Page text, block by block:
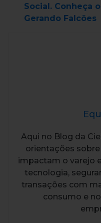
Social. Conheça
Gerando Falcões
Aqui no Blog da
orientações
impactam o varejo
tecnologia,
transações com
consumo e